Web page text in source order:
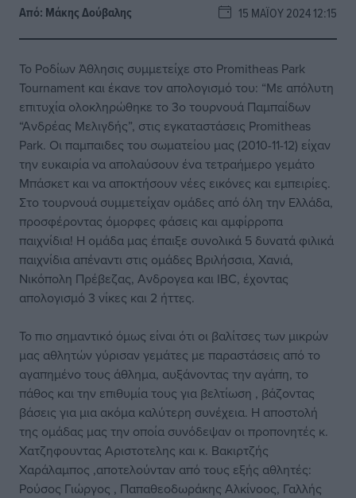
Από: Μάκης Δούβαλης 15 ΜΑΪ́ΟΥ 2024 12:15
Το Ροδίων Άθλησις συμμετείχε στο Promitheas Park
Tournament και έκανε τον απολογισμό του: “Με απόλυτη
επιτυχία ολοκληρώθηκε το 3ο τουρνουά Παμπαίδων
“Ανδρέας Μελιγδής”, στις εγκαταστάσεις Promitheas
Park. Οι παμπαιδες του σωματείου μας (2010-11-12) είχαν
την ευκαιρία να απολαύσουν ένα τετραήμερο γεμάτο
Μπάσκετ και να αποκτήσουν νέες εικόνες και εμπειρίες.
Στο τουρνουά συμμετείχαν ομάδες από όλη την Ελλάδα,
προσφέροντας όμορφες φάσεις και αμφίρροπα
παιχνίδια! Η ομάδα μας έπαιξε συνολικά 5 δυνατά φιλικά
παιχνίδια απέναντι στις ομάδες Βριλήσσια, Χανιά,
Νικόπολη Πρέβεζας, Ανδρογεα και IBC, έχοντας
απολογισμό 3 νίκες και 2 ήττες.
Το πιο σημαντικό όμως είναι ότι οι βαλίτσες των μικρών
μας αθλητών γύρισαν γεμάτες με παραστάσεις από το
αγαπημένο τους άθλημα, αυξάνοντας την αγάπη, το
πάθος και την επιθυμία τους για βελτίωση , βάζοντας
βάσεις για μια ακόμα καλύτερη συνέχεια. Η αποστολή
της ομάδας μας την οποία συνόδεψαν οι προπονητές κ.
Χατζηφουντας Αριστοτελης και κ. Βακιρτζής
Χαράλαμπος ,αποτελούνταν από τους εξής αθλητές:
Ρούσος Γιώργος , Παπαθεοδωράκης Αλκίνοος, Γαλλής